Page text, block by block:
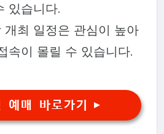
있습니다.
개최 일정은 관심이 높아
속이 몰릴 수 있습니다.
예매 바로가기 ▶